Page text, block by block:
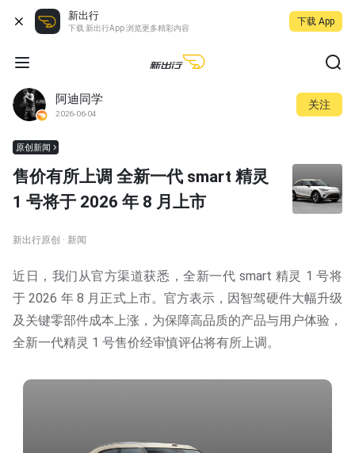
新出行
下载 新出行App 浏览更多精彩内容
下载 App
阿迪同学
2026-06-04
关注
原创新闻
售价有所上调 全新一代 smart 精灵
1 号将于 2026 年 8 月上市
新出行原创 · 新闻
近日，我们从官方渠道获悉，全新一代 smart 精灵 1 号将
于 2026 年 8 月正式上市。官方表示，因智驾硬件大幅升级
及关键零部件成本上涨，为保障高品质的产品与用户体验，
全新一代精灵 1 号售价经审慎评佔将有所上调。